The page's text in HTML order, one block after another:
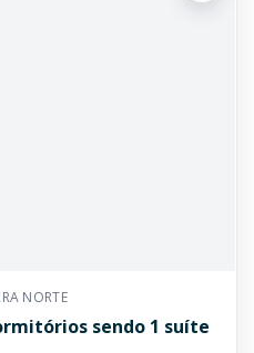
NORTE
sendo 1 suíte